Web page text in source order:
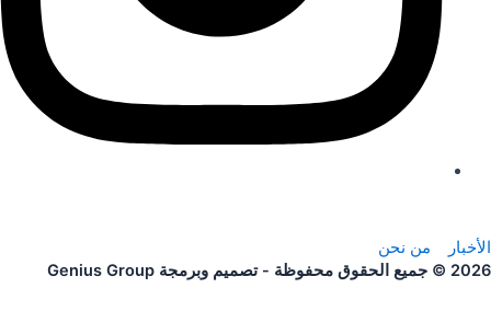
الأخبار
من نحن
2026 © جميع الحقوق محفوظة - تصميم وبرمجة
Genius Group